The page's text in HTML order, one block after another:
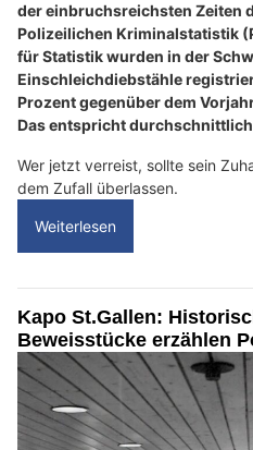
der einbruchsreichsten Zeiten
Polizeilichen Kriminalstatistik
für Statistik wurden in der
Einschleichdiebstähle
Prozent gegenüber dem
Das entspricht
Wer jetzt verreist, sollte sein
dem Zufall überlassen.
Weiterlesen
Kapo St.Gallen:
Beweisstücke erzählen